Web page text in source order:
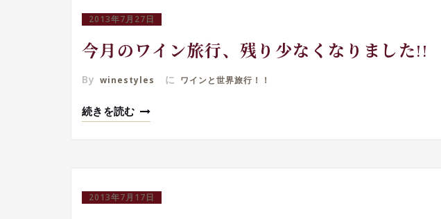
2013年7月27日
今月のワイン旅行、残り少なくなりました!!
By winestyles に ワインと世界旅行！！
続きを読む
2013年7月17日